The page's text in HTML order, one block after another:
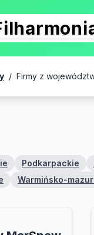
/ Firmy z
Podkarpackie
Warmińsko-